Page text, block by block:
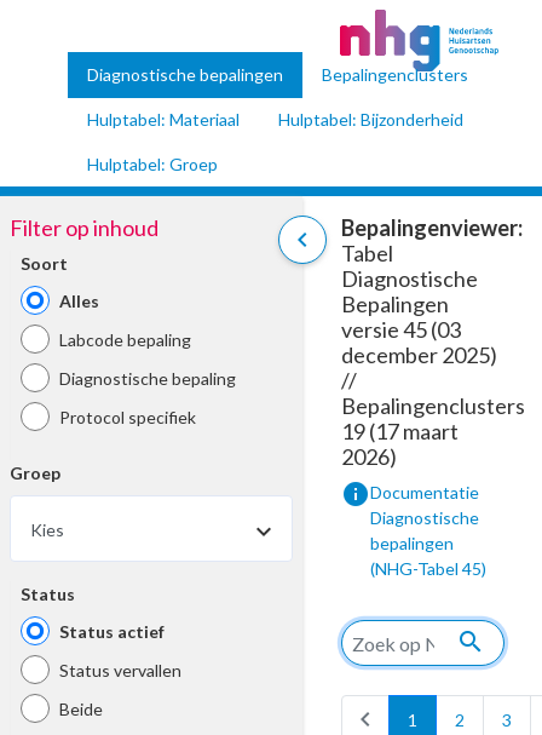
Diagnostische bepalingen Bepalingenclusters
Hulptabel: Materiaal Hulptabel: Bijzonderheid
Hulptabel: Groep
chevron_left
Filter op inhoud
Soort
Alles
Labcode bepaling
Diagnostische bepaling
Protocol specifiek
Groep
Kies
Status
Status actief
Status vervallen
Beide
Bepalingenviewer:
Tabel
Diagnostische
Bepalingen
versie 45 (03
december 2025)
//
Bepalingenclusters
19 (17 maart
2026)
infoDocumentatie
Diagnostische
bepalingen
(NHG-Tabel 45)
search
chevron_left 1 2 3